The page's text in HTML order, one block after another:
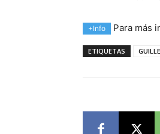
+Info Para más
ETIQUETAS